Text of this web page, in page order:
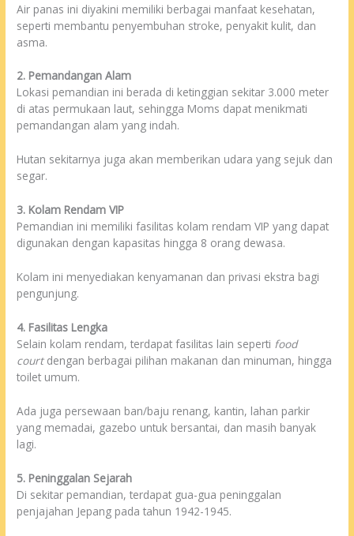
Air panas ini diyakini memiliki berbagai manfaat kesehatan,
seperti membantu penyembuhan stroke, penyakit kulit, dan
asma.
2. Pemandangan Alam
Lokasi pemandian ini berada di ketinggian sekitar 3.000 meter
di atas permukaan laut, sehingga Moms dapat menikmati
pemandangan alam yang indah.
Hutan sekitarnya juga akan memberikan udara yang sejuk dan
segar.
3. Kolam Rendam VIP
Pemandian ini memiliki fasilitas kolam rendam VIP yang dapat
digunakan dengan kapasitas hingga 8 orang dewasa.
Kolam ini menyediakan kenyamanan dan privasi ekstra bagi
pengunjung.
4. Fasilitas Lengka
Selain kolam rendam, terdapat fasilitas lain seperti food
courtdengan berbagai pilihan makanan dan minuman, hingga
toilet umum.
Ada juga persewaan ban/baju renang, kantin, lahan parkir
yang memadai, gazebo untuk bersantai, dan masih banyak
lagi.
5. Peninggalan Sejarah
Di sekitar pemandian, terdapat gua-gua peninggalan
penjajahan Jepang pada tahun 1942-1945.